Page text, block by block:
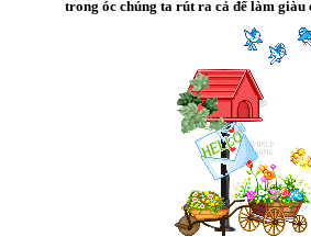
trong óc chúng ta rút ra cả để làm giàu